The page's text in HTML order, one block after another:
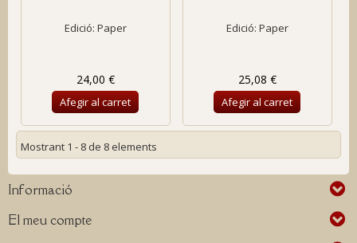
Edició: Paper
24,00 €
Afegir al carret
Edició: Paper
25,08 €
Afegir al carret
Mostrant 1 - 8 de 8 elements
Informació
El meu compte